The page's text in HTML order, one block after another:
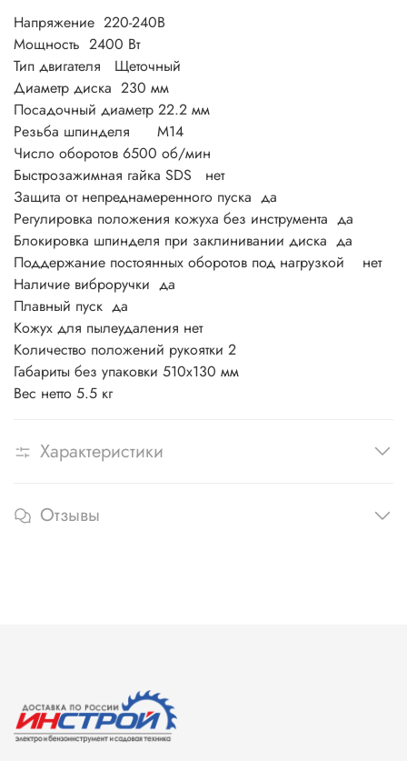
Напряжение 220-240В
Мощность 2400 Вт
Тип двигателя Щеточный
Диаметр диска 230 мм
Посадочный диаметр 22.2 мм
Резьба шпинделя М14
Число оборотов 6500 об/мин
Быстрозажимная гайка SDS нет
Защита от непреднамеренного пуска да
Регулировка положения кожуха без инструмента да
Блокировка шпинделя при заклинивании диска да
Поддержание постоянных оборотов под нагрузкой нет
Наличие виброручки да
Плавный пуск да
Кожух для пылеудаления нет
Количество положений рукоятки 2
Габариты без упаковки 510х130 мм
Вес нетто 5.5 кг
Характеристики
Отзывы